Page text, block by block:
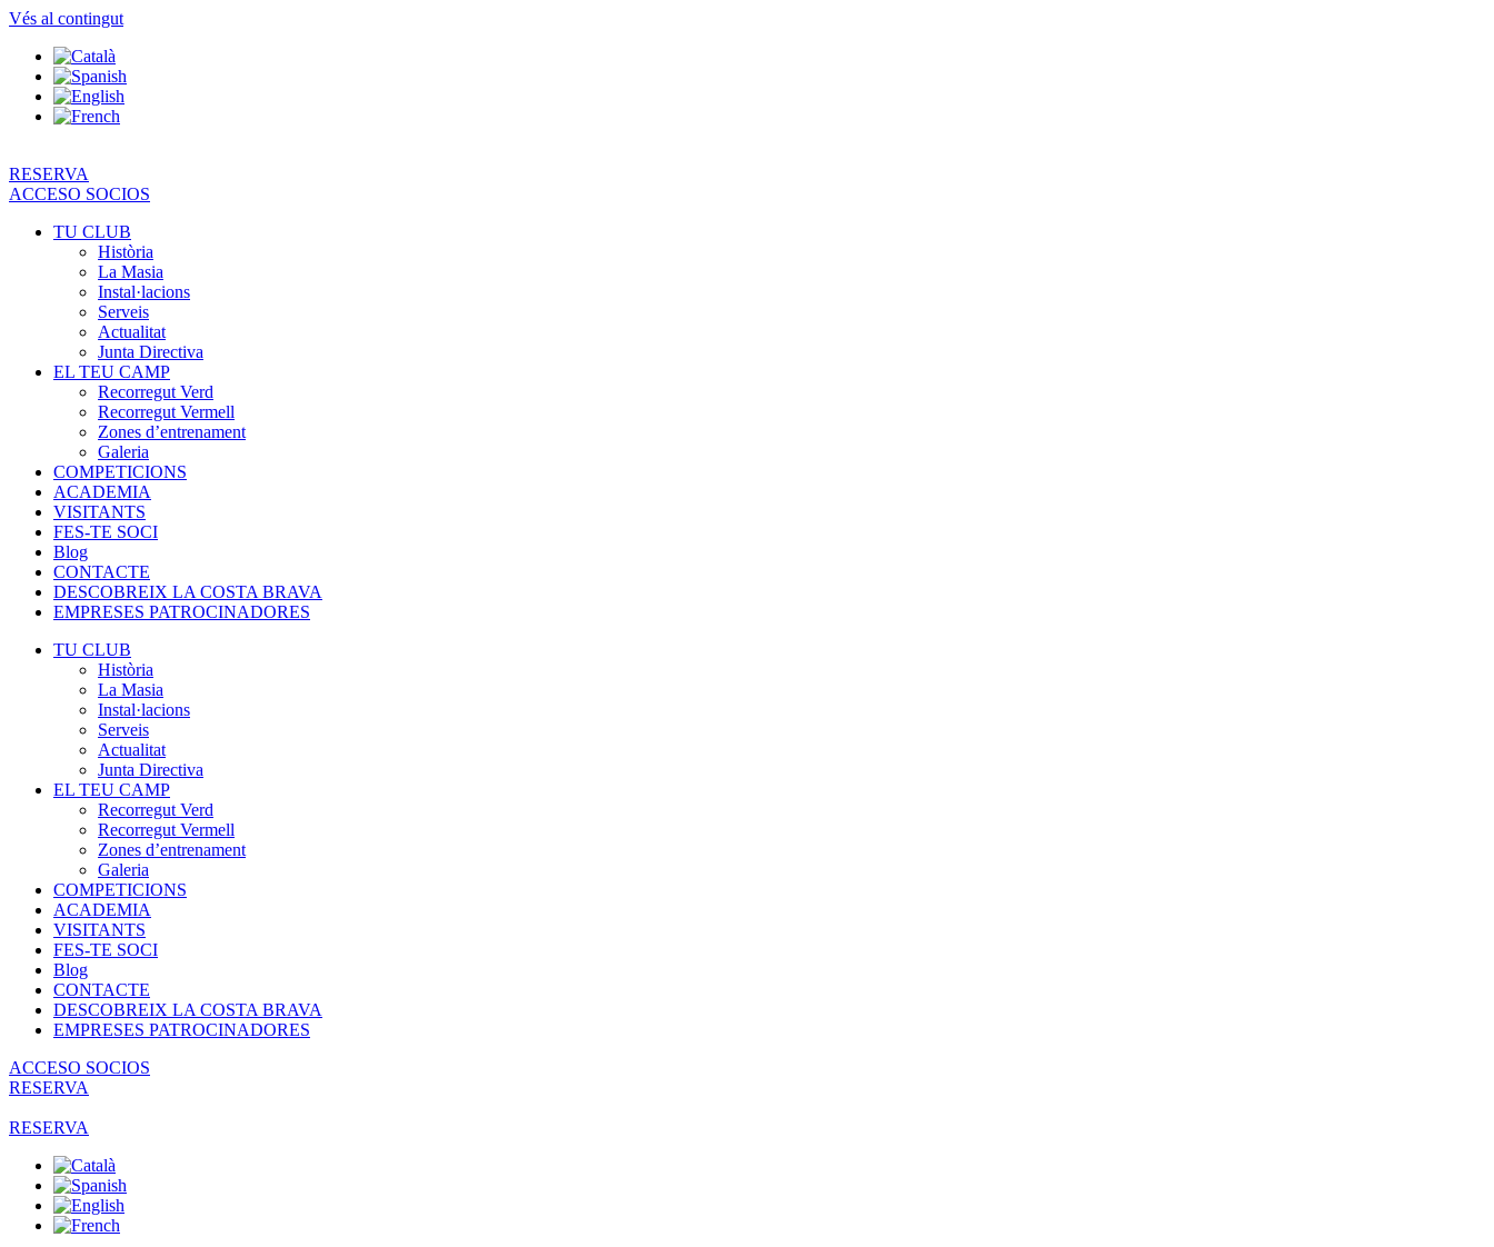
Vés al contingut
RESERVA
ACCESO SOCIOS
TU CLUB
Història
La Masia
Instal·lacions
Serveis
Actualitat
Junta Directiva
EL TEU CAMP
Recorregut Verd
Recorregut Vermell
Zones d’entrenament
Galeria
COMPETICIONS
ACADEMIA
VISITANTS
FES-TE SOCI
Blog
CONTACTE
DESCOBREIX LA COSTA BRAVA
EMPRESES PATROCINADORES
TU CLUB
Història
La Masia
Instal·lacions
Serveis
Actualitat
Junta Directiva
EL TEU CAMP
Recorregut Verd
Recorregut Vermell
Zones d’entrenament
Galeria
COMPETICIONS
ACADEMIA
VISITANTS
FES-TE SOCI
Blog
CONTACTE
DESCOBREIX LA COSTA BRAVA
EMPRESES PATROCINADORES
ACCESO SOCIOS
RESERVA
RESERVA